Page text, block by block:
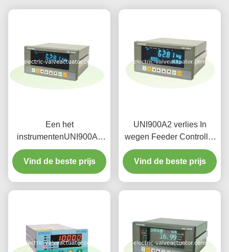
Een het
instrumentenUNI900A1
Indicator van het hoge
precisiemillivolt weegt het
Controlemechanisme van
Vind de beste prijs
UNI900A2 verlies In
wegen Feeder Controller
Batching systeem met 32
bits hoge snelheid MCU
Vind de beste prijs